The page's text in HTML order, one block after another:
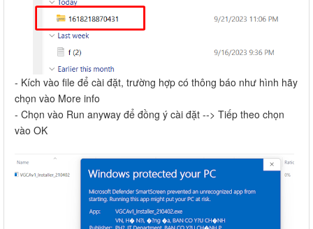
- Kích vào file để cài đặt, trường hợp có thông báo như hình hãy
chọn vào More info
- Chọn vào Run anyway để đồng ý cài đặt --> Tiếp theo chọn
vào OK